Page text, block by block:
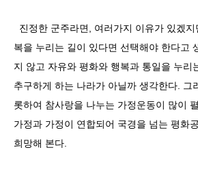
진정한 군주라면, 여러가지 이유가 있겠
복을 누리는 길이 있다면 선택해야 한다고
지 않고 자유와 평화와 행복과 통일을 누리
추구하게 하는 나라가 아닐까 생각한다. 그
롯하여 참사랑을 나누는 가정운동이 많이
가정과 가정이 연합되어 국경을 넘는 평화
희망해 본다.